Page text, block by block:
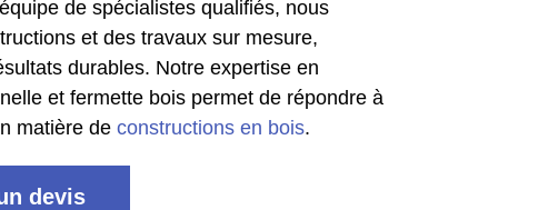
de spécialistes qualifiés, nous
et des travaux sur mesure,
durables. Notre expertise en
et fermette bois permet de répondre à
matière de constructions en bois.
devis